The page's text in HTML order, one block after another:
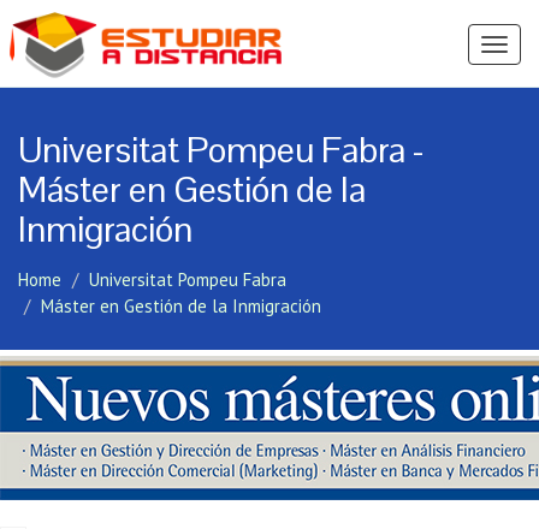
Ver
Universitat Pompeu Fabra -
Máster en Gestión de la
Inmigración
Home
Universitat Pompeu Fabra
Máster en Gestión de la Inmigración